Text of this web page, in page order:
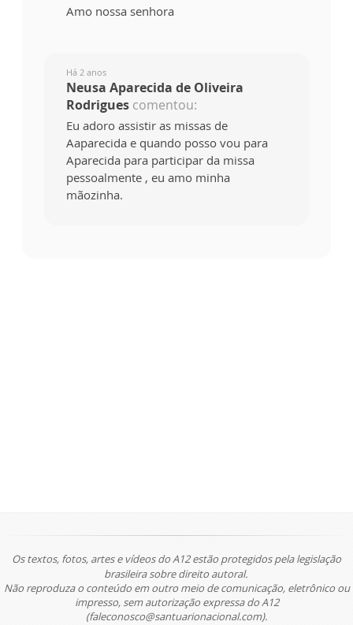
Amo nossa senhora
Há 2 anos
Neusa Aparecida de Oliveira
Rodrigues comentou:
Eu adoro assistir as missas de
Aaparecida e quando posso vou para
Aparecida para participar da missa
pessoalmente , eu amo minha
mãozinha.
Os textos, fotos, artes e vídeos do A12 estão protegidos pela legislação
brasileira sobre direito autoral.
Não reproduza o conteúdo em outro meio de comunicação, eletrônico ou
impresso, sem autorização expressa do A12
(faleconosco@santuarionacional.com).